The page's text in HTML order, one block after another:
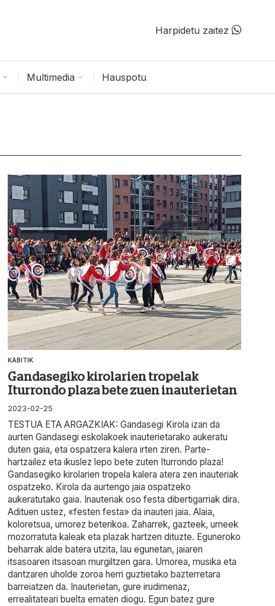
Harpidetu zaitez
Multimedia Hauspotu
KABITIK
Gandasegiko kirolarien tropelak
Iturrondo plaza bete zuen inauterietan
2023-02-25
TESTUA ETA ARGAZKIAK: Gandasegi Kirola izan da
aurten Gandasegi eskolakoek inauterietarako aukeratu
duten gaia, eta ospatzera kalera irten ziren. Parte-
hartzailez eta ikuslez lepo bete zuten Iturrondo plaza!
Gandasegiko kirolarien tropela kalera atera zen inauteriak
ospatzeko. Kirola da aurtengo jaia ospatzeko
aukeratutako gaia. Inauteriak oso festa dibertigarriak dira.
Adituen ustez, «festen festa» da inauteri jaia. Alaia,
koloretsua, umorez beterikoa. Zaharrek, gazteek, umeek
mozorratuta kaleak eta plazak hartzen dituzte. Eguneroko
beharrak alde batera utzita, lau egunetan, jaiaren
itsasoaren itsasoan murgiltzen gara. Umorea, musika eta
dantzaren uholde zoroa herri guztietako bazterretara
barreiatzen da. Inauterietan, gure irudimenaz,
errealitateari buelta ematen diogu. Egun batez gure